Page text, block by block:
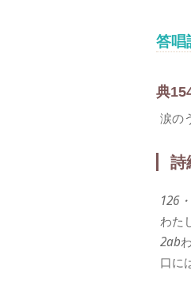
答唱
典
涙の
詩
126
わた
2ab
口に